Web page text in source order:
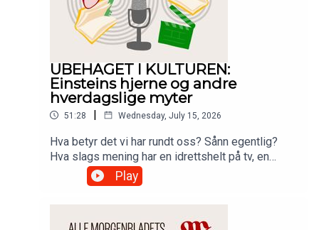
UBEHAGET I KULTUREN:
Einsteins hjerne og andre
hverdagslige myter
51:28 | Wednesday, July 15, 2026
Hva betyr det vi har rundt oss? Sånn egentlig?
Hva slags mening har en idrettshelt på tv, en
Citroën, en sjampo i butikken eller hjernen til et
geni? I den legendariske boken Mytologier fra
1957 var Roland Barthes' underliggende
antagelse at ting har en mening og at den er skjult
Play